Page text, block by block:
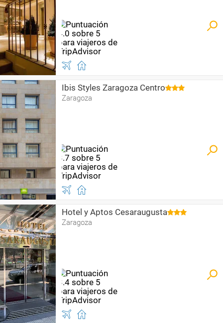
Ibis Styles Zaragoza Centro
Zaragoza
Hotel y Aptos Cesaraugusta
Zaragoza